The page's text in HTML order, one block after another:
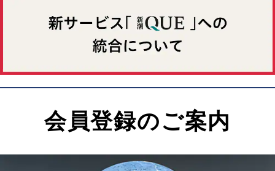
会員登録のご案内